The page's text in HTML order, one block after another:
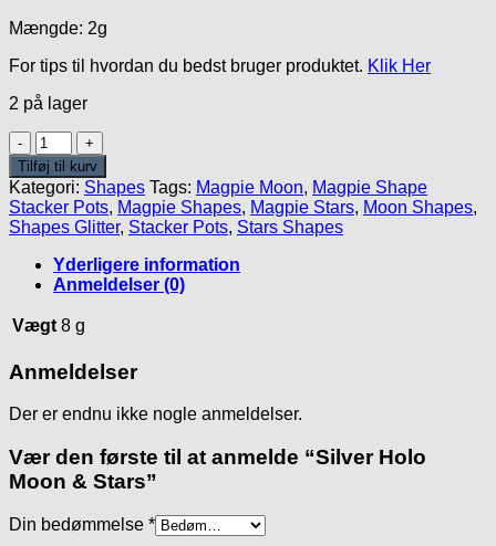
Mængde: 2g
For tips til hvordan du bedst bruger produktet. Klik Her
2 på lager
Silver
Holo
Moon
&
Stars
antal
Tilføj til kurv
Kategori: Shapes Tags: Magpie Moon, Magpie Shape
Stacker Pots, Magpie Shapes, Magpie Stars, Moon Shapes,
Shapes Glitter, Stacker Pots, Stars Shapes
Yderligere information
Anmeldelser (0)
Vægt 8 g
Anmeldelser
Der er endnu ikke nogle anmeldelser.
Vær den første til at anmelde “Silver Holo
Moon & Stars”
Din bedømmelse *